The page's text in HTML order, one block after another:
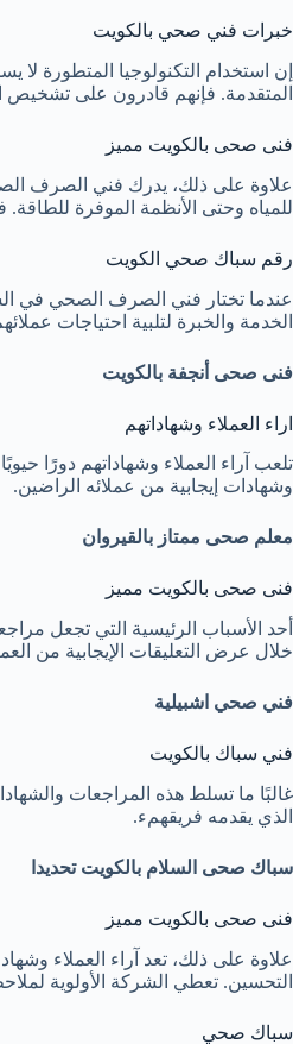
خبرات فني صحي بالكويت
إن استخدام التكنولوجيا المتطورة
المتقدمة. فإنهم قادرون على تشخيص
فنى صحى بالكويت مميز
علاوة على ذلك، يدرك فني الصرف
للمياه وحتى الأنظمة الموفرة
رقم سباك صحي الكويت
عندما تختار فني الصرف الصحي في
الخدمة والخبرة لتلبية احتياجات
فنى صحى أنجفة بالكويت
اراء العملاء وشهاداتهم
تلعب آراء العملاء وشهاداتهم دورًا
وشهادات إيجابية من عملائه الراضين.
معلم صحى ممتاز بالقيروان
فنى صحى بالكويت مميز
أحد الأسباب الرئيسية التي تجعل
خلال عرض التعليقات الإيجابية من
فني صحي اشبيلية
فني سباك بالكويت
غالبًا ما تسلط هذه المراجعات
الذي يقدمه فريقهمء.
سباك صحى السلام بالكويت تحديدا
فنى صحى بالكويت مميز
علاوة على ذلك، تعد آراء العملاء
التحسين. تعطي الشركة الأولوية
سباك صحي